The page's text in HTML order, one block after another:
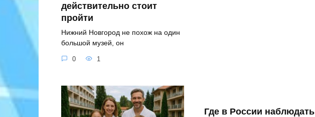
действительно стоит
пройти
Нижний Новгород не похож на один
большой музей, он
0 1
Где в России наблюдать